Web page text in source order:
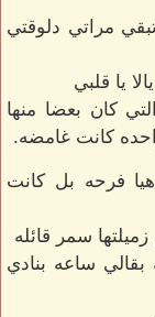
مراتي دلوقتي
يا قلبي
كان بعضا منها
كانت غامضه.
فرحه بل كانت
سمر قائله
بقالي ساعه بنادي